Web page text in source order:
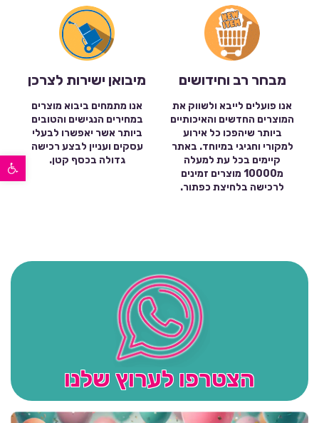
פתח סרגל נגישות
מבחר רב וחידושים
אנו פועלים לייבא ולשווק את
המוצרים החדשים והאיכותיים
ביותר שיהפכו כל אירוע
למקורי וחגיגי במיוחד. באתר
קיימים בכל עת למעלה
מ10000 מוצרים זמינים
לרכישה בלחיצת כפתור.
מיבואן ישירות לצרכן
אנו מתמחים ביבוא מוצרים
במחירים הנגישים והטובים
ביותר אשר יאפשרו לבעלי
עסקים ועניין לבצע רכישה
גדולה בכסף קטן.
הצטרפו לערוץ שלנו